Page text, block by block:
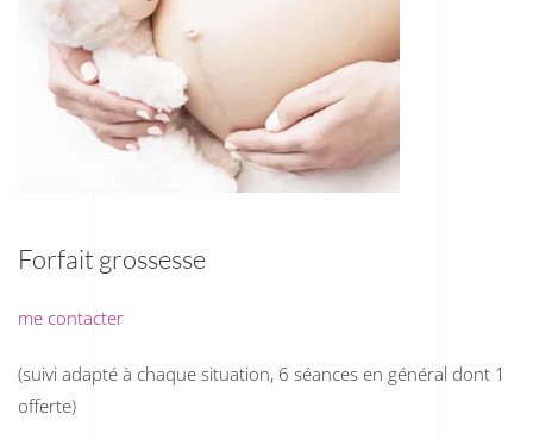
Forfait grossesse
me contacter
(suivi adapté à chaque situation, 6 séances en général dont 1
offerte)